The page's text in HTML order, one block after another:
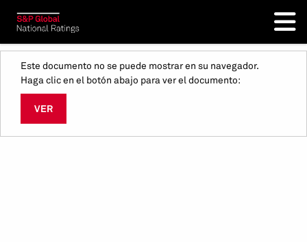
Este documento no se puede mostrar en su navegador.
Haga clic en el botón abajo para ver el documento:
VER